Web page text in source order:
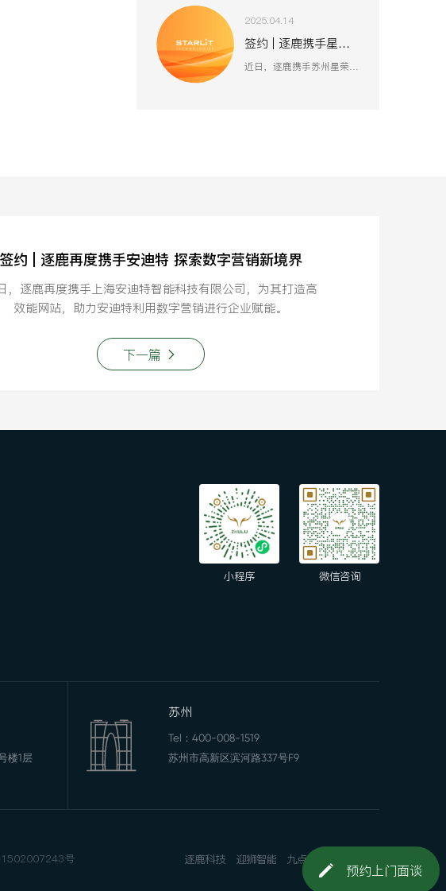
2025.04.14
签约 | 逐鹿携手星荣 焕新升级品牌官网
近日，逐鹿携手苏州星荣汽车技术有限公司，助力为旌科技数字化官网平台全面升级，赋能品牌形象数字化，以全新形象为品牌营销赋能。
签约 | 逐鹿再度携手安迪特 探索数字营销新境界
，逐鹿再度携手上海安迪特智能科技有限公司，为其打造高
效能网站，助力安迪特利用数字营销进行企业赋能。
下一篇
小程序 微信咨询
楼1层
苏州
Tel： 400-008-1519
苏州市高新区滨河路337号F9
号 逐鹿科技 迎狮智能 九点一刻
预约上门面谈